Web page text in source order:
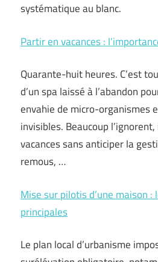
systématique au blanc.
Partir en vacances :
Quarante-huit heures. C’est
d’un spa laissé à l’abandon
envahie de micro-organismes
invisibles. Beaucoup
vacances sans anticiper la
remous, …
Mise sur pilotis d’une maison :
principales
Le plan local d’urbanisme